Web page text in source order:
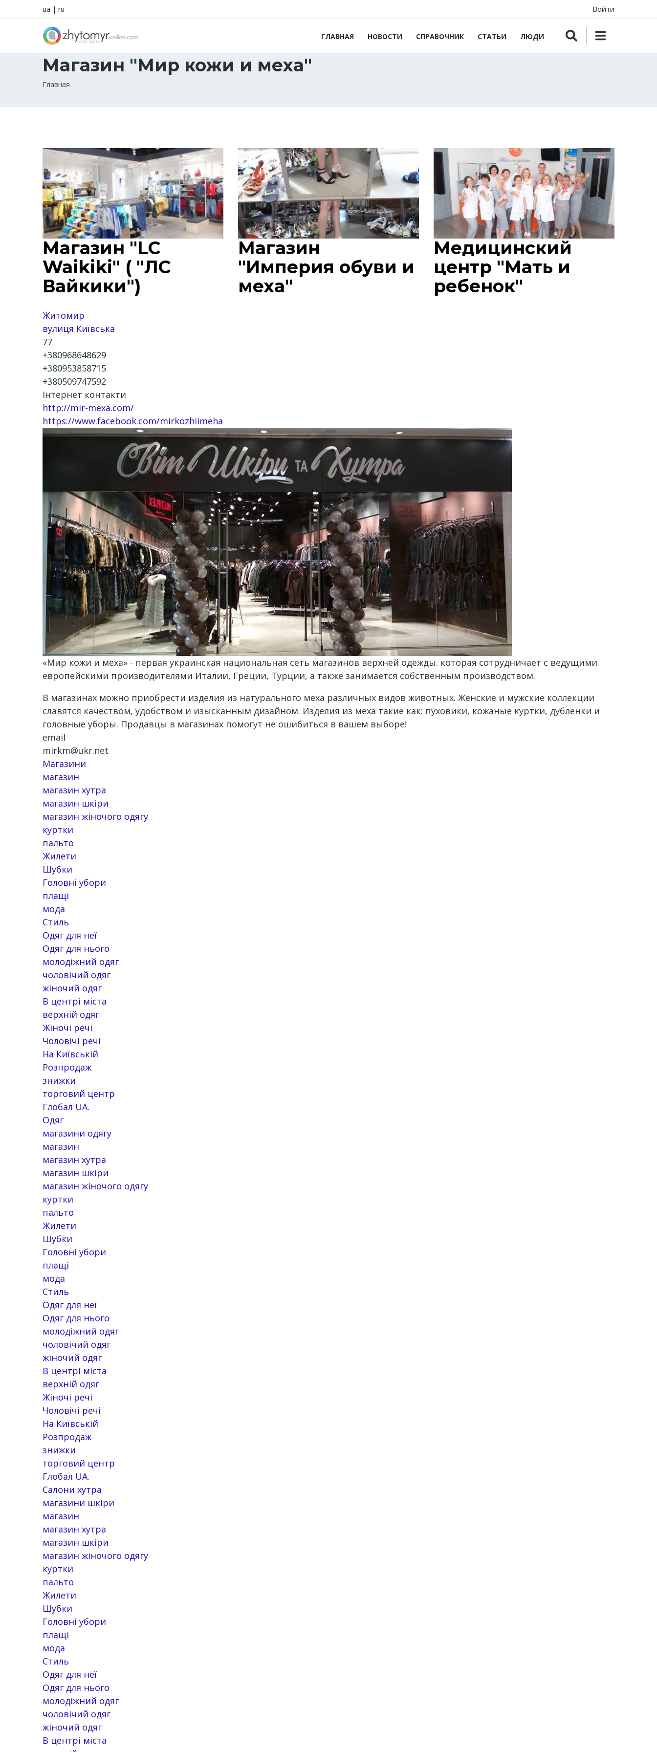
ua | ru Войти
ГЛАВНАЯ НОВОСТИ СПРАВОЧНИК СТАТЬИ ЛЮДИ
Магазин "Мир кожи и меха"
Строка
Главная
Магазин "LC
Waikiki" ( "ЛС
Вайкики")
Магазин
"Империя обуви и
меха"
Медицинский
центр "Мать и
ребенок"
Житомир
вулиця Київська
77
+380968648629
+380953858715
+380509747592
Інтернет контакти
http://mir-mexa.com/
https://www.facebook.com/mirkozhiimeha
«Мир кожи и меха» - первая украинская национальная сеть магазинов верхней одежды. которая сотрудничает с ведущими
европейскими производителями Италии, Греции, Турции, а также занимается собственным производством.
В магазинах можно приобрести изделия из натурального меха различных видов животных. Женские и мужские коллекции
славятся качеством, удобством и изысканным дизайном. Изделия из меха такие как: пуховики, кожаные куртки, дубленки и
головные уборы. Продавцы в магазинах помогут не ошибиться в вашем выборе!
email
mirkm@ukr.net
Магазини
магазин
магазин хутра
магазин шкіри
магазин жіночого одягу
куртки
пальто
Жилети
Шубки
Головні убори
плащі
мода
Стиль
Одяг для неї
Одяг для нього
молодіжний одяг
чоловічий одяг
жіночий одяг
В центрі міста
верхній одяг
Жіночі речі
Чоловічі речі
На Київській
Розпродаж
знижки
торговий центр
Глобал UA.
Одяг
магазини одягу
магазин
магазин хутра
магазин шкіри
магазин жіночого одягу
куртки
пальто
Жилети
Шубки
Головні убори
плащі
мода
Стиль
Одяг для неї
Одяг для нього
молодіжний одяг
чоловічий одяг
жіночий одяг
В центрі міста
верхній одяг
Жіночі речі
Чоловічі речі
На Київській
Розпродаж
знижки
торговий центр
Глобал UA.
Салони хутра
магазини шкіри
магазин
магазин хутра
магазин шкіри
магазин жіночого одягу
куртки
пальто
Жилети
Шубки
Головні убори
плащі
мода
Стиль
Одяг для неї
Одяг для нього
молодіжний одяг
чоловічий одяг
жіночий одяг
В центрі міста